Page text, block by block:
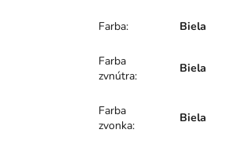
Farba: Biela
Farba
zvnútra:
Biela
Farba
zvonka:
Biela